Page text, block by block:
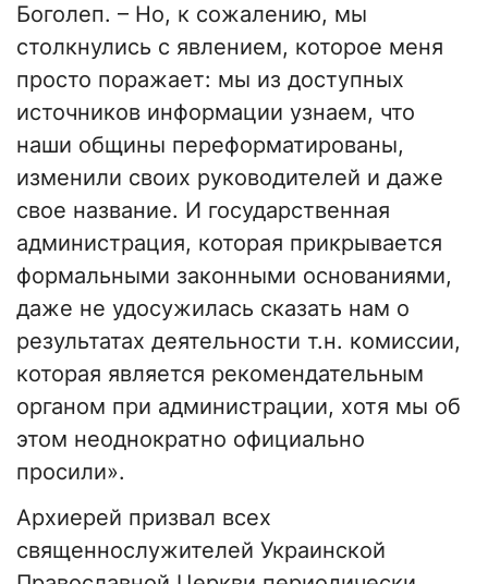
Боголеп. – Но, к сожалению, мы
столкнулись с явлением, которое меня
просто поражает: мы из доступных
источников информации узнаем, что
наши общины переформатированы,
изменили своих руководителей и даже
свое название. И государственная
администрация, которая прикрывается
формальными законными основаниями,
даже не удосужилась сказать нам о
результатах деятельности т.н. комиссии,
которая является рекомендательным
органом при администрации, хотя мы об
этом неоднократно официально
просили».
Архиерей призвал всех
священнослужителей Украинской